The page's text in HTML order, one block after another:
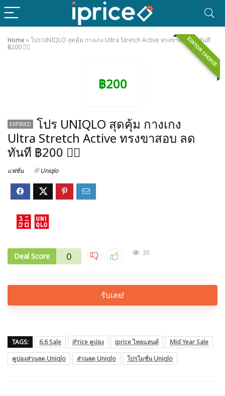
Home »โปร UNIQLO สุดคุ้ม กางเกง Ultra Stretch Active ทรงขาสอบ ลดทันที
฿200 ❤️‍🔥
EDITOR CHOICE
฿200
EXPIRED
โปร UNIQLO สุดคุ้ม กางเกง
Ultra Stretch Active ทรงขาสอบ ลด
ทันที ฿200 ❤️‍🔥
แฟชั่น Uniqlo
Deal Score 0 35
รับเลย!
TAGS: 6.6 Sale iPrice คูปอง iprice ไทยแลนด์
Mid Year Sale
คูปองส่วนลด Uniqlo
ส่วนลด Uniqlo โปรโมชั่น Uniqlo